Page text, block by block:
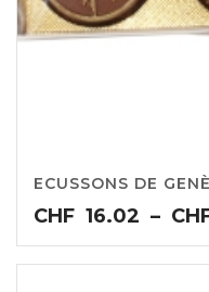
ECUSSONS DE
CHF 16.02 –